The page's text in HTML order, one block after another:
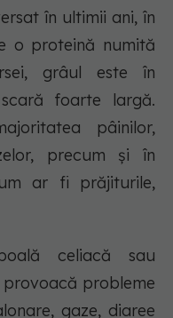
în ultimii ani, în
o proteină numită
grâul este în
foarte largă.
pâinilor,
precum și în
ar fi prăjiturile,
celiacă sau
probleme
gaze, diaree